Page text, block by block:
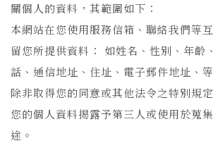
關個人的資料，其範圍如下：
本網站在您使用服務信箱、聯絡我們等
留您所提供資料： 如姓名、性別、年齡
話、通信地址、住址、電子郵件地址、
除非取得您的同意或其他法令之特別規
您的個人資料揭露予第三人或使用於蒐
途。